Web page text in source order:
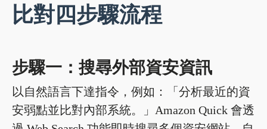
比對四步驟流程
步驟一：搜尋外部資安資訊
以自然語言下達指令，例如：「分析最近的資
安弱點並比對內部系統。」Amazon Quick 會透